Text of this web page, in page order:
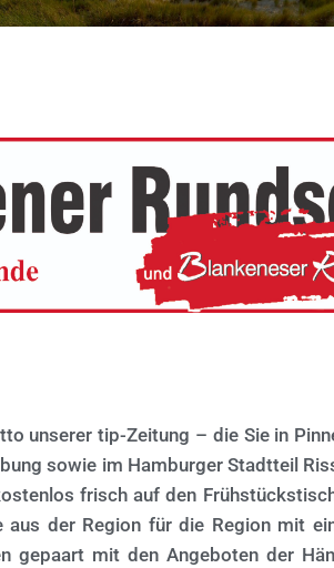
unserer tip-Zeitung – die Sie in
sowie im Hamburger Stadtteil
frisch auf den
aus der Region für die Region mit
gepaart mit den Angeboten der